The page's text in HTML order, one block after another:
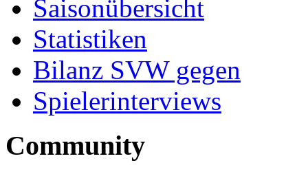
Saisonübersicht
Statistiken
Bilanz SVW gegen
Spielerinterviews
Community